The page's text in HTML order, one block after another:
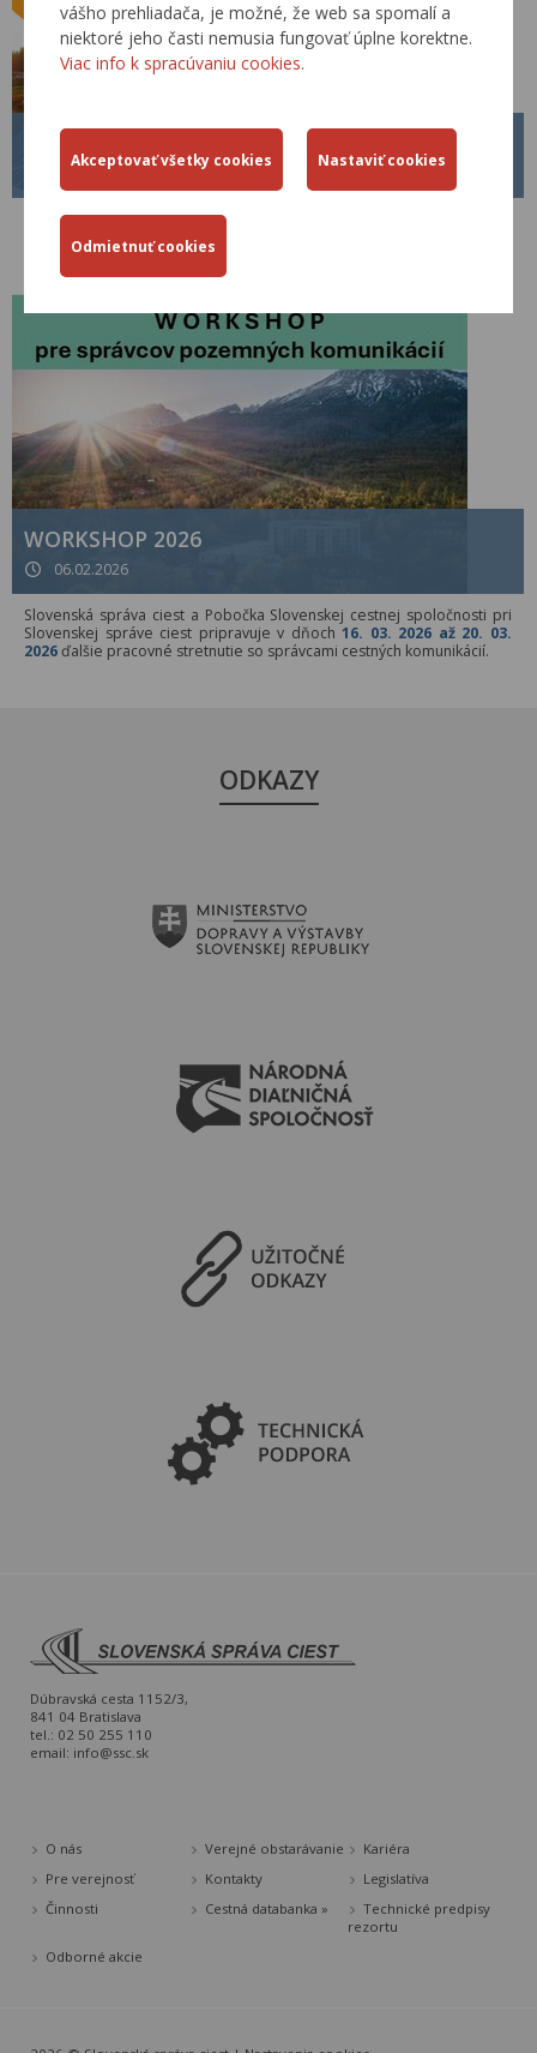
vášho prehliadača, je možné, že web sa spomalí a
niektoré jeho časti nemusia fungovať úplne korektne.
Viac info k spracúvaniu cookies.
BECEP 2026
26.03.2026
V dňoch09.09.2026 – 11.09.2026
uskutoční pod záštitou ministra dopravy 19. ročník konferencie s
medzinárodnou účasťou „Bezpečnosť cestnej premávky - BECEP
“.
WORKSHOP 2026
06.02.2026
Slovenská správa ciest a Pobočka Slovenskej cestnej spoločnosti pri
Slovenskej správe ciest pripravuje v dňoch16. 03. 2026 až 20. 03.
2026ďalšie pracovné stretnutie so správcami cestných komunikácií.
ODKAZY
Dúbravská cesta 1152/3,
841 04 Bratislava
tel.: 02 50 255 110
email: info@ssc.sk
O nás Verejné obstarávanie
Kariéra
Pre verejnosť
Kontakty
Legislatíva
Činnosti
Cestná databanka »
Technické predpisy
rezortu
Odborné akcie